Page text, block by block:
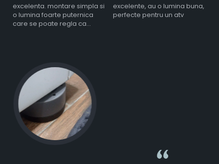
excelenta. montare simpla si
o lumina foarte puternica
care se poate regla ca
excelente, au o lumina buna,
perfecte pentru un atv